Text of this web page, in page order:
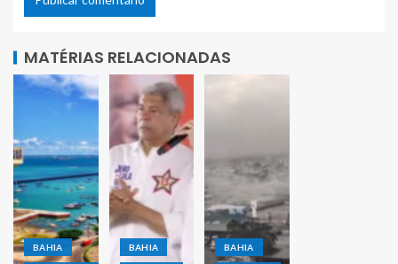
MATÉRIAS RELACIONADAS
BAHIA BAHIA BAHIA